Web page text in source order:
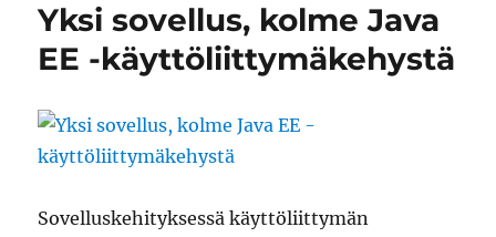
2
Yksi sovellus, kolme Java
EE -käyttöliittymäkehystä
Sovelluskehityksessä käyttöliittymän